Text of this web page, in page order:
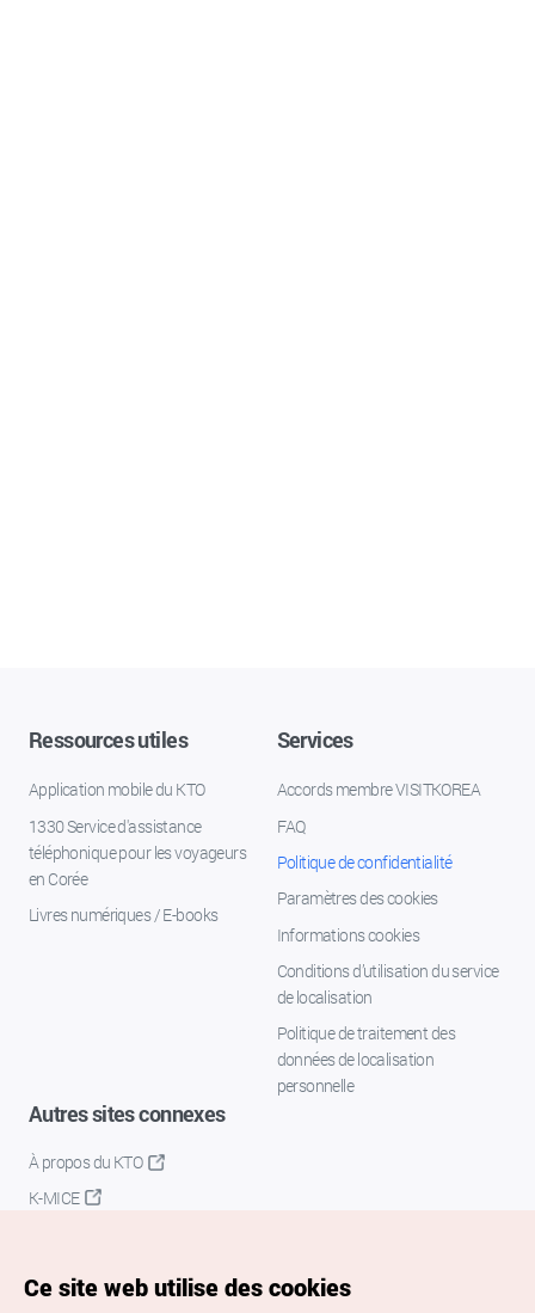
Ressources utiles
Application mobile du KTO
1330 Service d'assistance
téléphonique pour les voyageurs
en Corée
Livres numériques / E-books
Services
Accords membre VISITKOREA
FAQ
Politique de confidentialité
Paramètres des cookies
Informations cookies
Conditions d’utilisation du service
de localisation
Politique de traitement des
données de localisation
personnelle
Autres sites connexes
À propos du KTO
K-MICE
Ce site web utilise des cookies